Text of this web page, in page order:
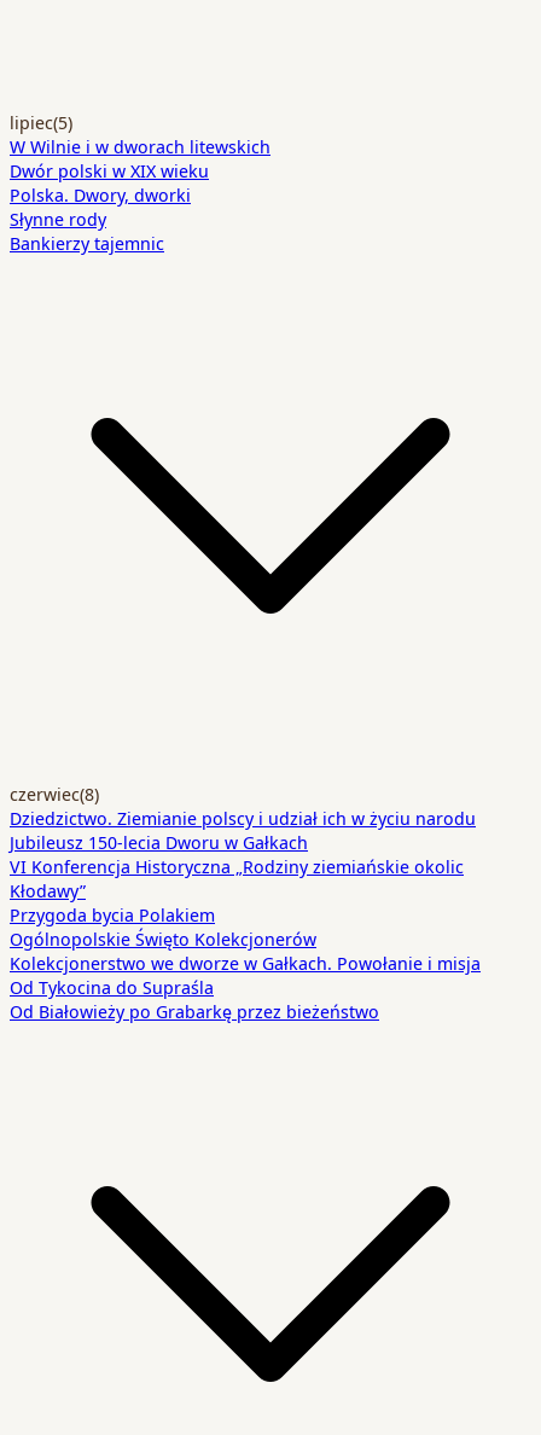
lipiec(5)
W Wilnie i w dworach litewskich
Dwór polski w XIX wieku
Polska. Dwory, dworki
Słynne rody
Bankierzy tajemnic
czerwiec(8)
Dziedzictwo. Ziemianie polscy i udział ich w życiu narodu
Jubileusz 150-lecia Dworu w Gałkach
VI Konferencja Historyczna „Rodziny ziemiańskie okolic
Kłodawy”
Przygoda bycia Polakiem
Ogólnopolskie Święto Kolekcjonerów
Kolekcjonerstwo we dworze w Gałkach. Powołanie i misja
Od Tykocina do Supraśla
Od Białowieży po Grabarkę przez bieżeństwo